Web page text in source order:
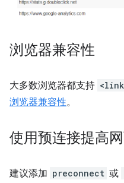
浏览器兼容性
大多数浏览器都支持
浏览器兼容性。
使用预连接提高
建议添加 preconnect 或